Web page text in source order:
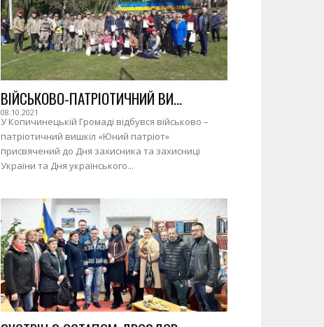
ВІЙСЬКОВО-ПАТРІОТИЧНИЙ ВИ...
08.10.2021
У Копичинецькій Громаді відбувся військово –
патріотичний вишкіл «Юний патріот»
присвячений до Дня захисника та захисниці
України та Дня українського...